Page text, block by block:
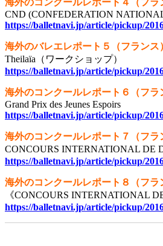
CND (CONFEDERATION
https://balletnavi.jp/article/pickup/
海外のバレエレポート５（フランス
Theilaïa（ワークショップ）
https://balletnavi.jp/article/pickup/
海外のコンクールレポート６（フラ
Grand Prix des Jeunes Espoirs
https://balletnavi.jp/article/pickup/
海外のコンクールレポート７（フラ
CONCOURS INTERNATIONAL DE
https://balletnavi.jp/article/pickup/
海外のコンクールレポート８（フラ
《CONCOURS INTERNATIONAL
https://balletnavi.jp/article/pickup/